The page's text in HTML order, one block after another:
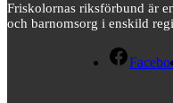
Friskolornas riksförbund är
och barnomsorg i enskild